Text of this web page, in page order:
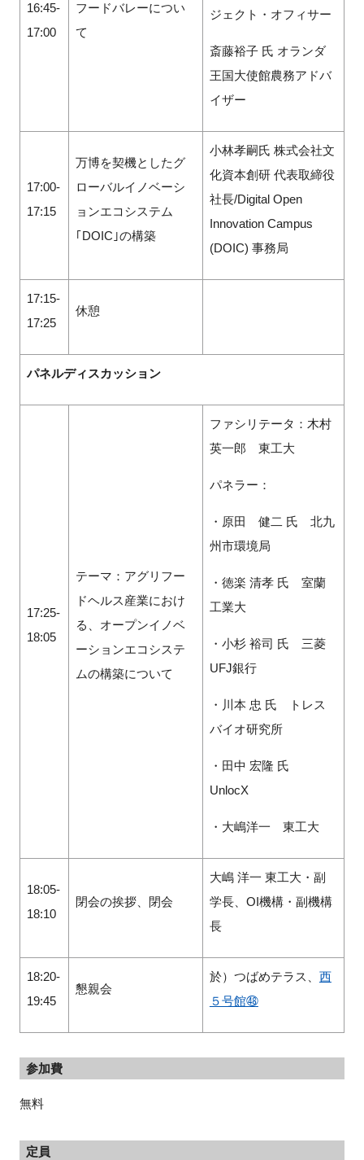
16:45-
17:00
フードバレーについ
て
ジェクト・オフィサー
斎藤裕子 氏 オランダ
王国大使館農務アドバ
イザー
17:00-
17:15
万博を契機としたグ
ローバルイノベーシ
ョンエコシステム
｢DOIC｣の構築
小林孝嗣氏 株式会社文
化資本創研 代表取締役
社長/Digital Open
Innovation Campus
(DOIC) 事務局
17:15-
17:25
休憩
パネルディスカッション
17:25-
18:05
テーマ：アグリフー
ドヘルス産業におけ
る、オープンイノベ
ーションエコシステ
ムの構築について
ファシリテータ：木村
英一郎 東工大
パネラー：
・原田 健二 氏 北九
州市環境局
・徳楽 清孝 氏 室蘭
工業大
・小杉 裕司 氏 三菱
UFJ銀行
・川本 忠 氏 トレス
バイオ研究所
・田中 宏隆 氏
UnlocX
・大嶋洋一 東工大
18:05-
18:10
閉会の挨拶、閉会
大嶋 洋一 東工大・副
学長、OI機構・副機構
長
18:20-
19:45
懇親会
於）つばめテラス、 西
５号館㊽
参加費
無料
定員